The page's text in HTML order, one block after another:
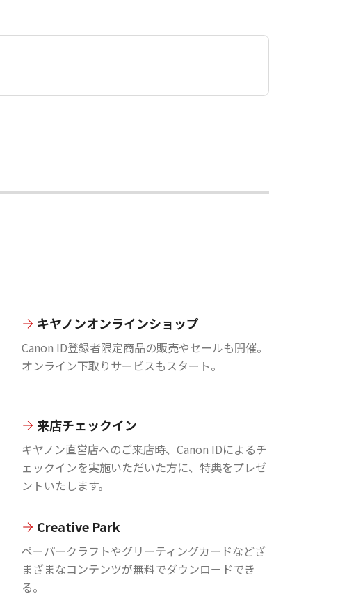
キヤノンオンラインショップ
Canon ID登録者限定商品の販売やセールも開催。
オンライン下取りサービスもスタート。
来店チェックイン
キヤノン直営店へのご来店時、Canon IDによるチ
ェックインを実施いただいた方に、特典をプレゼ
ントいたします。
Creative Park
ペーパークラフトやグリーティングカードなどざ
まざまなコンテンツが無料でダウンロードでき
る。